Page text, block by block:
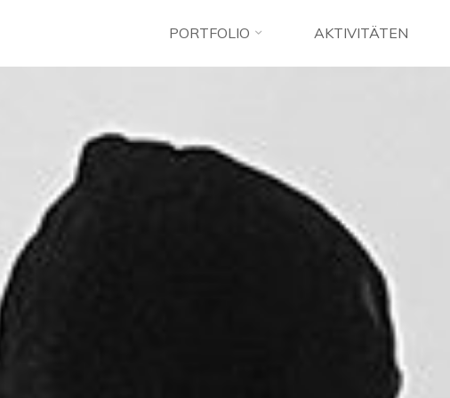
PORTFOLIO AKTIVITÄTEN